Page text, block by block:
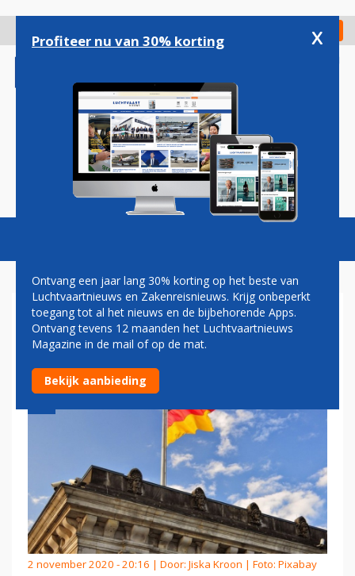
gaan
Check in
Magazine Podcasts Vacatures
ORANJE REISADVIES VOOR
DUITSLAND EN PORTUGAL
2 november 2020 - 20:16 | Door: Jiska Kroon | Foto: Pixabay
Profiteer nu van 30% korting x
Ontvang een jaar lang 30% korting op het beste van
Luchtvaartnieuws en Zakenreisnieuws. Krijg onbeperkt
toegang tot al het nieuws en de bijbehorende Apps.
Ontvang tevens 12 maanden het Luchtvaartnieuws
Magazine in de mail of op de mat.
Bekijk aanbieding